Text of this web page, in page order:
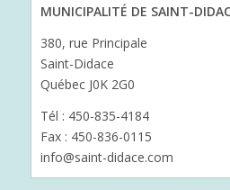
MUNICIPALITÉ DE SAINT-
380, rue Principale
Saint-Didace
Québec J0K 2G0
Tél : 450-835-4184
Fax : 450-836-0115
info@saint-didace.com